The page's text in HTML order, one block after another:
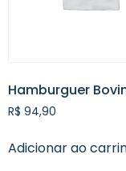
Hamburguer
R$ 94,90
Adicionar ao